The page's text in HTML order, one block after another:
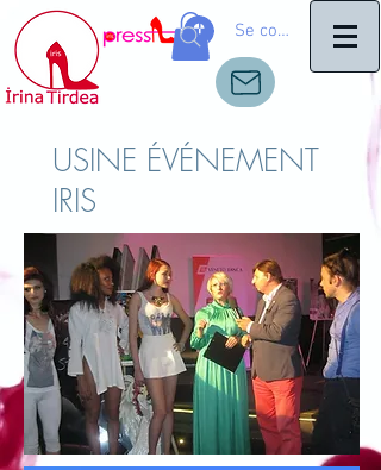
Se connecter
USINE ÉVÉNEMENT
IRIS